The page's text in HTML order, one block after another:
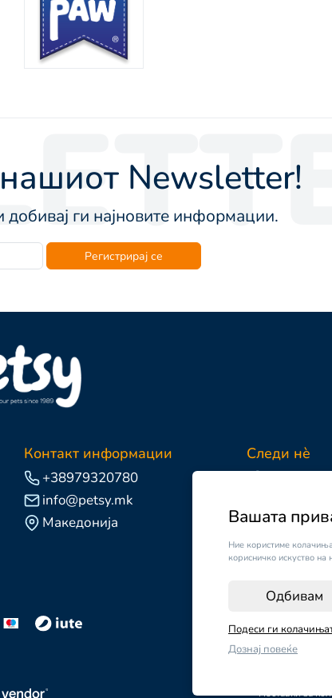
Вашата
Ние користиме
корисничко искуство на
Одбивам
Подеси ги
Дознај повеќе
Newsletter!
добивај ги најновите информации.
Регистрирај се
Контакт информации
+38979320780
info@petsy.mk
Македонија
Следи нè
Facebook
Поставки за